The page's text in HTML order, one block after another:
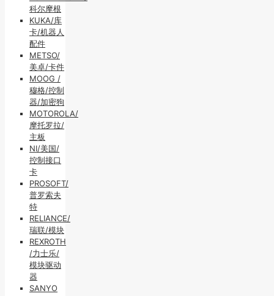
科尔摩根
KUKA/库
卡/机器人
配件
METSO/
美卓/卡件
MOOG /
穆格/控制
器/加密狗
MOTOROLA/
摩托罗拉/
主板
NI/美国/
控制接口
卡
PROSOFT/
普罗索夫
特
RELIANCE/
瑞联/模块
REXROTH
/力士乐/
模块驱动
器
SANYO